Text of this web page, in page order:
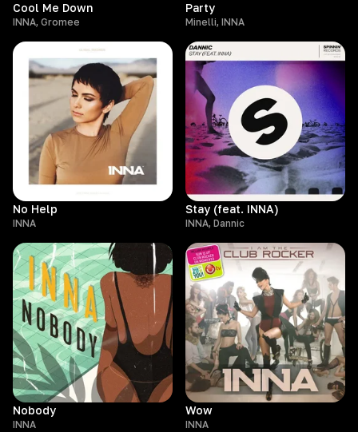
Cool Me Down
INNA, Gromee
Party
Minelli, INNA
No Help
INNA
Stay (feat. INNA)
INNA, Dannic
Nobody
INNA
Wow
INNA